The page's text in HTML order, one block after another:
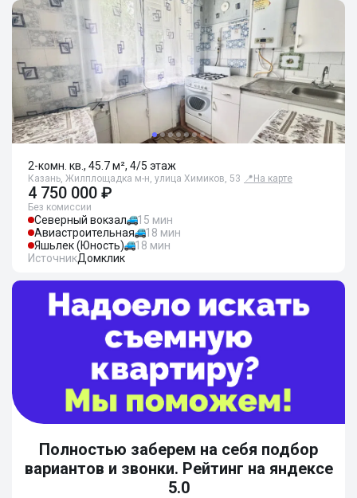
2-комн. кв., 45.7 м², 4/5 этаж
Казань, Жилплощадка м-н, улица Химиков, 53 📍 На карте
4 750 000 ₽
Без комиссии
Северный вокзал
15 мин
Авиастроительная
18 мин
Яшьлек (Юность)
18 мин
ИсточникДомклик
Полностью заберем на себя подбор
вариантов и звонки. Рейтинг на яндексе
5.0